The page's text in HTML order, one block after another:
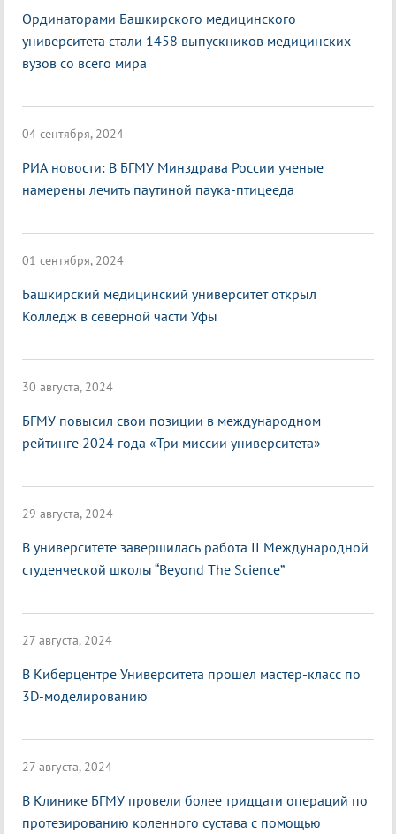
Ординаторами Башкирского медицинского
университета стали 1458 выпускников медицинских
вузов со всего мира
04 сентября, 2024
РИА новости: В БГМУ Минздрава России ученые
намерены лечить паутиной паука-птицееда
01 сентября, 2024
Башкирский медицинский университет открыл
Колледж в северной части Уфы
30 августа, 2024
БГМУ повысил свои позиции в международном
рейтинге 2024 года «Три миссии университета»
29 августа, 2024
В университете завершилась работа II Международной
студенческой школы “Beyond The Science”
27 августа, 2024
В Киберцентре Университета прошел мастер-класс по
3D-моделированию
27 августа, 2024
В Клинике БГМУ провели более тридцати операций по
протезированию коленного сустава с помощью